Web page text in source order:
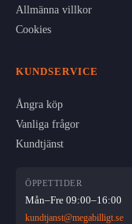
Allmänna villkor
Cookies
KUNDSERVICE
Ångra köp
Vanliga frågor
Kundtjänst
ÖPPETTIDER
Mån–Fre 09:00–16:00
kundtjanst@megabilligt.se